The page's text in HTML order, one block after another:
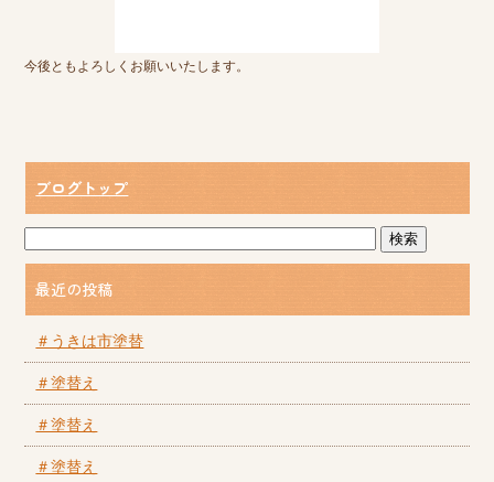
今後ともよろしくお願いいたします。
ブログトップ
最近の投稿
＃うきは市塗替
＃塗替え
＃塗替え
＃塗替え